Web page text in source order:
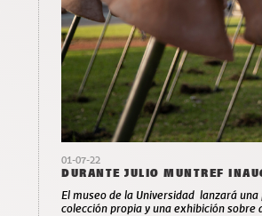
01-07-22
DURANTE JULIO MUNTREF
El museo de la Universidad lanzará
colección propia y una exhibición sobre